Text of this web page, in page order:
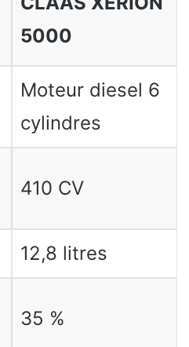
5000
Moteur diesel 6
cylindres
410 CV
12,8 litres
35 %